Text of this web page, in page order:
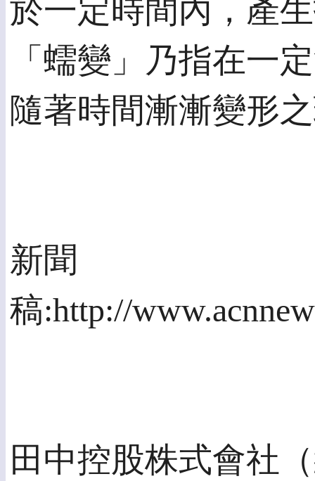
於一定時間內，產
「蠕變」乃指在一
隨著時間漸漸變形
新聞
稿:http://
田中控股株式會社